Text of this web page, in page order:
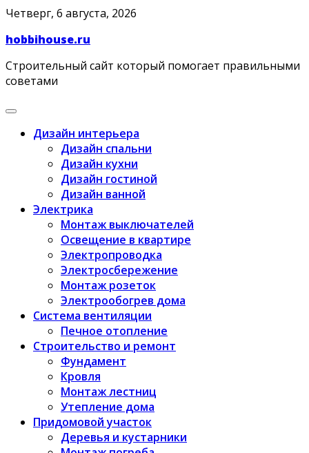
Skip
content
Четверг, 6 августа, 2026
hobbihouse.ru
Строительный сайт который помогает правильными
советами
Дизайн интерьера
Дизайн спальни
Дизайн кухни
Дизайн гостиной
Дизайн ванной
Электрика
Монтаж выключателей
Освещение в квартире
Электропроводка
Электросбережение
Монтаж розеток
Электрообогрев дома
Система вентиляции
Печное отопление
Строительство и ремонт
Фундамент
Кровля
Монтаж лестниц
Утепление дома
Придомовой участок
Деревья и кустарники